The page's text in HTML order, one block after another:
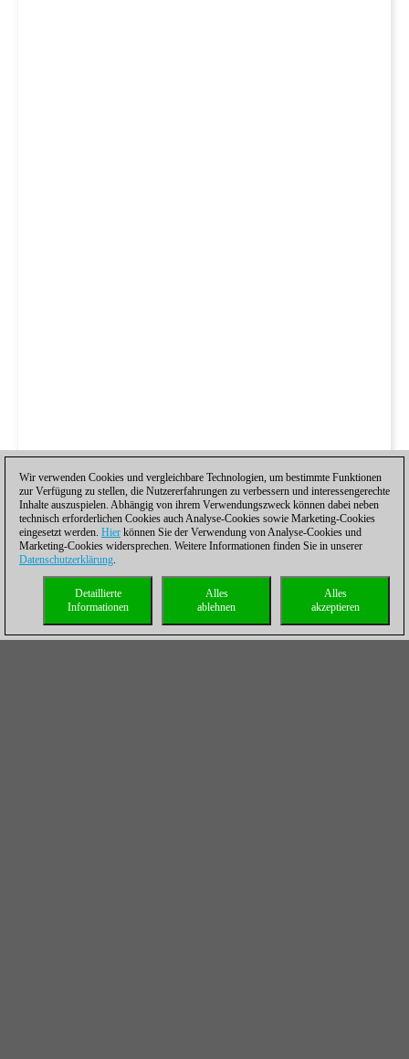
Wir verwenden Cookies und vergleichbare Technologien, um bestimmte Funktionen
zur Verfügung zu stellen, die Nutzererfahrungen zu verbessern und interessengerechte
Inhalte auszuspielen. Abhängig von ihrem Verwendungszweck können dabei neben
technisch erforderlichen Cookies auch Analyse-Cookies sowie Marketing-Cookies
eingesetzt werden. Hier können Sie der Verwendung von Analyse-Cookies und
Marketing-Cookies widersprechen. Weitere Informationen finden Sie in unserer
Datenschutzerklärung.
Alles
akzeptieren
Alles
ablehnen
Detaillierte
Informationen